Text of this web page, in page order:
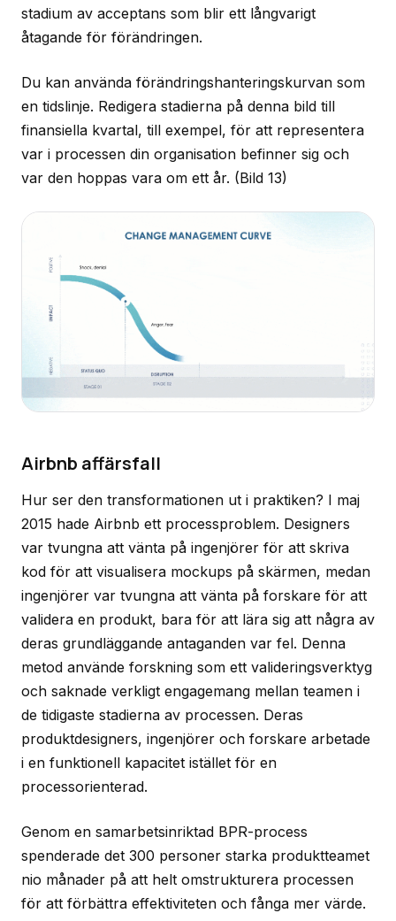
stadium av acceptans som blir ett långvarigt
åtagande för förändringen.
Du kan använda förändringshanteringskurvan som
en tidslinje. Redigera stadierna på denna bild till
finansiella kvartal, till exempel, för att representera
var i processen din organisation befinner sig och
var den hoppas vara om ett år. (Bild 13)
Airbnb affärsfall
Hur ser den transformationen ut i praktiken? I maj
2015 hade Airbnb ett processproblem. Designers
var tvungna att vänta på ingenjörer för att skriva
kod för att visualisera mockups på skärmen, medan
ingenjörer var tvungna att vänta på forskare för att
validera en produkt, bara för att lära sig att några av
deras grundläggande antaganden var fel. Denna
metod använde forskning som ett valideringsverktyg
och saknade verkligt engagemang mellan teamen i
de tidigaste stadierna av processen. Deras
produktdesigners, ingenjörer och forskare arbetade
i en funktionell kapacitet istället för en
processorienterad.
Genom en samarbetsinriktad BPR-process
spenderade det 300 personer starka produktteamet
nio månader på att helt omstrukturera processen
för att förbättra effektiviteten och fånga mer värde.